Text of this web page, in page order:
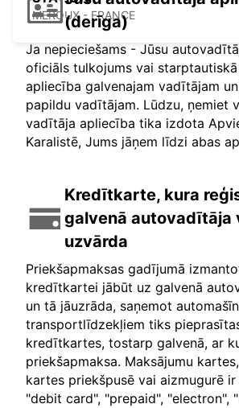
MEROUX - FRANCE
(derīga)
Ja nepieciešams - Jūsu
oficiāls tulkojums vai
apliecība galvenajam vadītājam
papildu vadītājam. Lūdzu, ņemiet
vadītāja apliecība tika izdota
Karalistē, Jums jāņem līdzi abas
Kredītkarte, kura
galvenā autovadītāja
uzvārda
Priekšapmaksas gadījumā
kredītkartei jābūt uz galvenā
un tā jāuzrāda, saņemot
transportlīdzekļiem tiks
kredītkartes, tostarp galvenā, ar
priekšapmaksa. Maksājumu
kartes priekšpusē vai aizmugurē
"debit card", "prepaid", "electron",